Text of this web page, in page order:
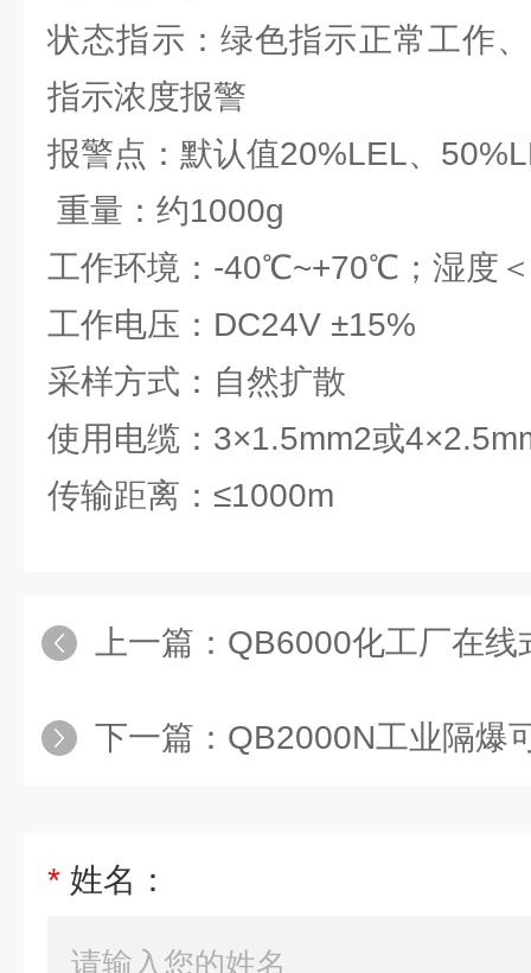
状态指示：绿色指示正常工作
指示浓度报警
报警点：默认值20%LEL、
重量：约1000g
工作环境：-40℃~+70℃；湿度
工作电压：DC24V ±15%
采样方式：自然扩散
使用电缆：3×1.5mm2或
传输距离：≤1000m
上一篇： QB6000化工厂在线式氰化
下一篇： QB2000N工业隔爆可燃气
* 姓名：